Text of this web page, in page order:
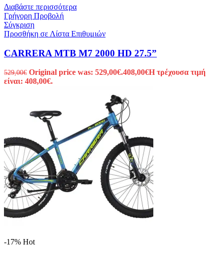
Διαβάστε περισσότερα
Γρήγορη Προβολή
Σύγκριση
Προσθήκη σε Λίστα Επιθυμιών
CARRERA MTB M7 2000 HD 27.5”
529,00€ Original price was: 529,00€.408,00€Η τρέχουσα τιμή
είναι: 408,00€.
-17% Hot